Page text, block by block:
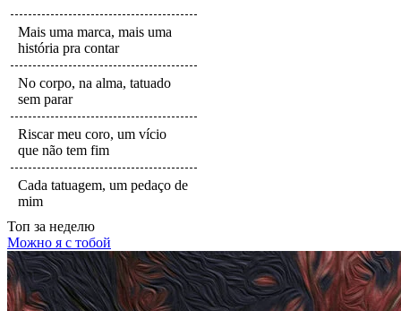
Mais uma marca, mais uma
história pra contar
No corpo, na alma, tatuado
sem parar
Riscar meu coro, um vício
que não tem fim
Cada tatuagem, um pedaço de
mim
Топ за неделю
Можно я с тобой